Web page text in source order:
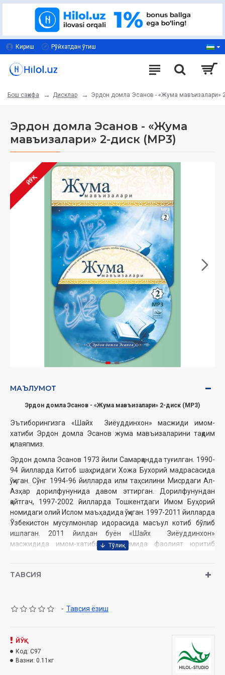
Кириш Рўйхатдан ўтиш
Бош саҳифа Дисклар Эрдон домла Эсанов - «Жума мавъизалари»
Эрдон домла Эсанов - «Жума
мавъизалари» 2-диск (МР3)
ЙЎҚ
МАЪЛУМОТ
Эрдон домла Эсанов - «Жума мавъизалари» 2-диск (МР3)
Эътиборингизга «Шайх Зиёуддинхон» масжиди имом-
хатиби Эрдон домла Эсанов жума мавъизаларини тақдим
қилаяпмиз.
Эрдон домла Эсанов 1973 йили Самарқандда туғилган. 1990-
94 йилларда Китоб шаҳридаги Хожа Бухорий мадрасасида
ўқиган. Сўнг 1994-96 йилларда илм таҳсилини Мисрдаги Ал-
Азҳар дорилфунунида давом эттирган. Дорилфунундан
қайтгач, 1997-2002 йилларда Тошкентдаги Имом Буҳорий
номидаги олий Ислом маъҳадида ўқиган. 1997-2011 йилларда
Ўзбекистон мусулмонлар идорасида масъул котиб бўлиб
ишлаган. 2011 йилдан буён «Шайх Зиёуддинхон»
масжидида имом-хатиби лавозимида фаолият юритиб
Ушбу дискдан қуйидаги мавъизалар ўрин олган
Хотира ва қадрлаш куни. Қабр зиёрати ҳақида
Ҳазрати Имом Бухорий
ТАВСИЯ
- Тавсия ёзиш
ЙЎҚ
Код: C97
Вазни: 0.11кг